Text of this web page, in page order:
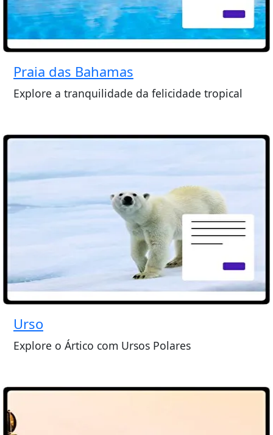
Praia das Bahamas
Explore a tranquilidade da felicidade tropical
Urso
Explore o Ártico com Ursos Polares